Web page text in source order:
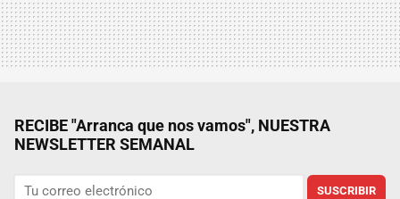
RECIBE "Arranca que nos vamos", NUESTRA
NEWSLETTER SEMANAL
SUSCRIBIR